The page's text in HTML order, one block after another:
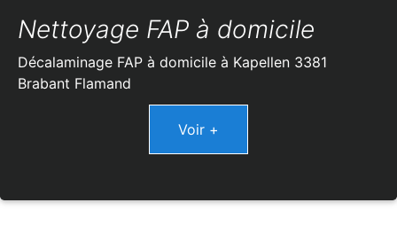
Nettoyage FAP à domicile
Décalaminage FAP à domicile à Kapellen 3381
Brabant Flamand
Voir +